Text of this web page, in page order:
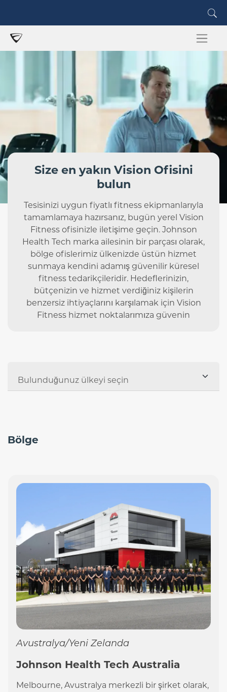
Size en yakın Vision Ofisini
bulun
Tesisinizi uygun fiyatlı fitness ekipmanlarıyla
tamamlamaya hazırsanız, bugün yerel Vision
Fitness ofisinizle iletişime geçin. Johnson
Health Tech marka ailesinin bir parçası olarak,
bölge ofislerimiz ülkenizde üstün hizmet
sunmaya kendini adamış güvenilir küresel
fitness tedarikçileridir. Hedeflerinizin,
bütçenizin ve hizmet verdiğiniz kişilerin
benzersiz ihtiyaçlarını karşılamak için Vision
Fitness hizmet noktalarımıza güvenin
Bölge
Avustralya/Yeni Zelanda
Johnson Health Tech Australia
Melbourne, Avustralya merkezli bir şirket olarak,